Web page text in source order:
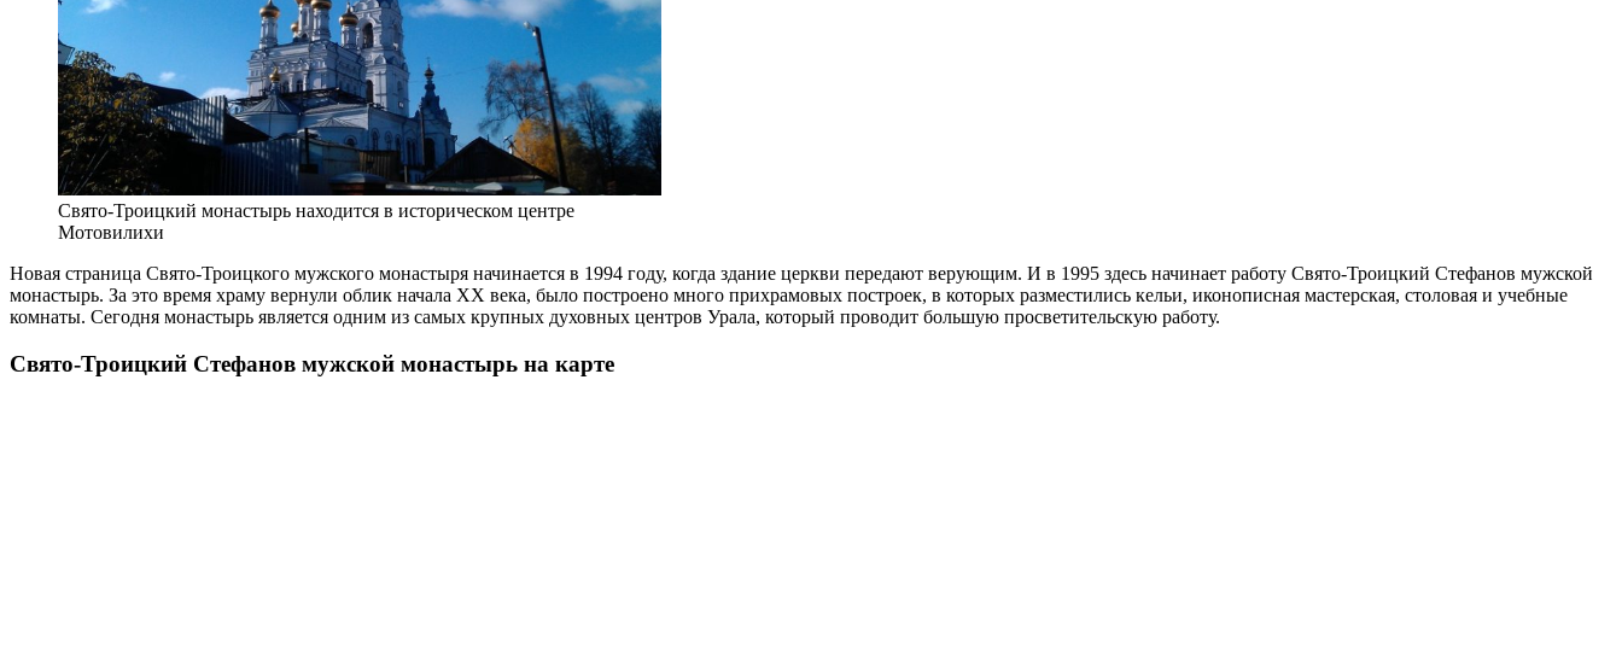
Свято-Троицкий монастырь находится в историческом центре
Мотовилихи
Новая страница Свято-Троицкого мужского монастыря начинается в 1994 году, когда здание церкви передают верующим. И в 1995 здесь начинает работу Свято-Троицкий Стефанов мужской
монастырь. За это время храму вернули облик начала XX века, было построено много прихрамовых построек, в которых разместились кельи, иконописная мастерская, столовая и учебные
комнаты. Сегодня монастырь является одним из самых крупных духовных центров Урала, который проводит большую просветительскую работу.
Свято-Троицкий Стефанов мужской монастырь на карте